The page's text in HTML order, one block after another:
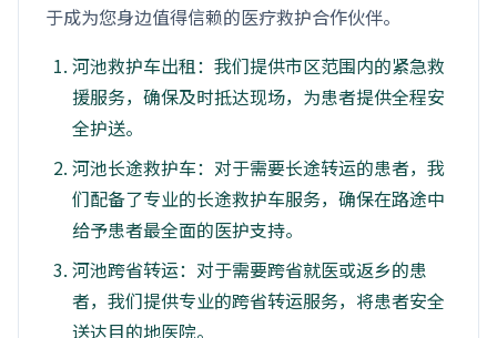
于成为您身边值得信赖的医疗救护合作伙伴。
河池救护车出租：我们提供市区范围内的紧急救
援服务，确保及时抵达现场，为患者提供全程安
全护送。
河池长途救护车：对于需要长途转运的患者，我
们配备了专业的长途救护车服务，确保在路途中
给予患者最全面的医护支持。
河池跨省转运：对于需要跨省就医或返乡的患
者，我们提供专业的跨省转运服务，将患者安全
送达目的地医院。